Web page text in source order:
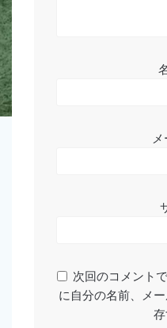
次回のコメント
に自分の名前、メ
存